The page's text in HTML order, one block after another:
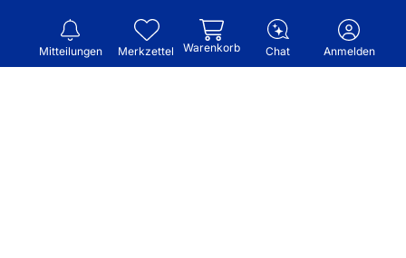
Mitteilungen Merkzettel Warenkorb Chat Anmelden